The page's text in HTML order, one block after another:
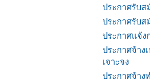
ประกาศรับ
ประกาศรับ
ประกาศแจ้ง
ประกาศจ้าง
เจาะจง
ประกาศจ้า